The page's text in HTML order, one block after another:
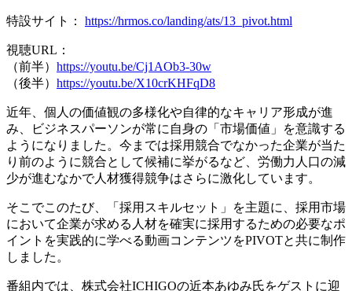
特設サイト： https://hrmos.co/landing/ats/13_pivot.html
視聴URL：
（前半） https://youtu.be/Cj1AOb3-30w
（後半） https://youtu.be/X10crKHFqD8
近年、個人の価値観の多様化や自律的なキャリア形成が進
み、ビジネスパーソンが常に自身の「市場価値」を意識する
ようになりました。今までは採用競合でなかった企業が当た
り前のように競合として候補に挙がるなど、労働力人口の減
少が進むなかで人材獲得競争はさらに激化しています。
そこでこのたび、「採用スキルセット」を主題に、採用市場
において企業が求める人材を確実に採用するための必要なポ
イントを実践的に学べる動画コンテンツをPIVOTと共に制作
しました。
番組内では、株式会社ICHIGOの近本あゆみ氏をゲストに迎